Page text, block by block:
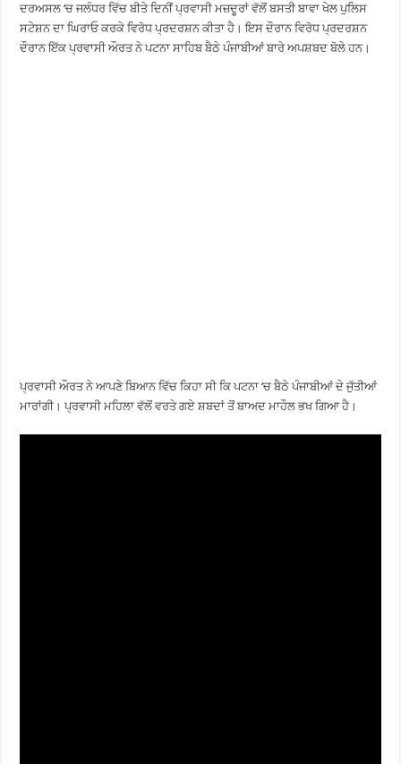
ਦਰਅਸਲ ‘ਚ ਜਲੰਧਰ ਵਿੱਚ ਬੀਤੇ ਦਿਨੀਂ ਪ੍ਰਵਾਸੀ ਮਜ਼ਦੂਰਾਂ ਵੱਲੋਂ ਬਸਤੀ ਬਾਵਾ ਖੇਲ ਪੁਲਿਸ
ਸਟੇਸ਼ਨ ਦਾ ਘਿਰਾਓ ਕਰਕੇ ਵਿਰੋਧ ਪ੍ਰਦਰਸ਼ਨ ਕੀਤਾ ਹੈ। ਇਸ ਦੌਰਾਨ ਵਿਰੋਧ ਪ੍ਰਦਰਸ਼ਨ
ਦੌਰਾਨ ਇੱਕ ਪ੍ਰਵਾਸੀ ਔਰਤ ਨੇ ਪਟਨਾ ਸਾਹਿਬ ਬੈਠੇ ਪੰਜਾਬੀਆਂ ਬਾਰੇ ਅਪਸ਼ਬਦ ਬੋਲੇ ਹਨ।
ਪ੍ਰਵਾਸੀ ਔਰਤ ਨੇ ਆਪਣੇ ਬਿਆਨ ਵਿੱਚ ਕਿਹਾ ਸੀ ਕਿ ਪਟਨਾ ‘ਚ ਬੈਠੇ ਪੰਜਾਬੀਆਂ ਦੇ ਜੁੱਤੀਆਂ
ਮਾਰਾਂਗੀ। ਪ੍ਰਵਾਸੀ ਮਹਿਲਾ ਵੱਲੋਂ ਵਰਤੇ ਗਏ ਸ਼ਬਦਾਂ ਤੋਂ ਬਾਅਦ ਮਾਹੌਲ ਭਖ ਗਿਆ ਹੈ।